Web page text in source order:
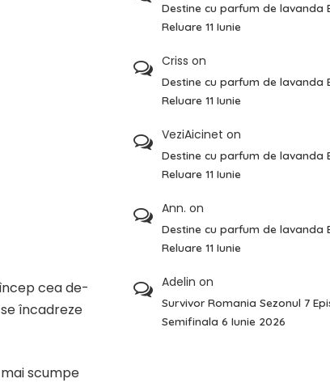
cea de-
încadreze
scumpe
Destine cu parfum de lavanda
Reluare 11 Iunie
Criss on
Destine cu parfum de lavanda
Reluare 11 Iunie
VeziAicinet on
Destine cu parfum de lavanda
Reluare 11 Iunie
Ann. on
Destine cu parfum de lavanda
Reluare 11 Iunie
Adelin on
Survivor Romania Sezonul 7
Semifinala 6 Iunie 2026